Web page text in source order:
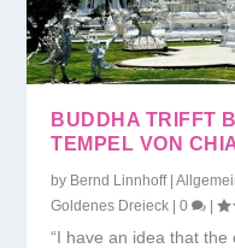
BUDDHA TRIFFT
EMPEL VON
by Bernd Linnhoff|
Goldenes Dreieck |0 |
“I have an idea that